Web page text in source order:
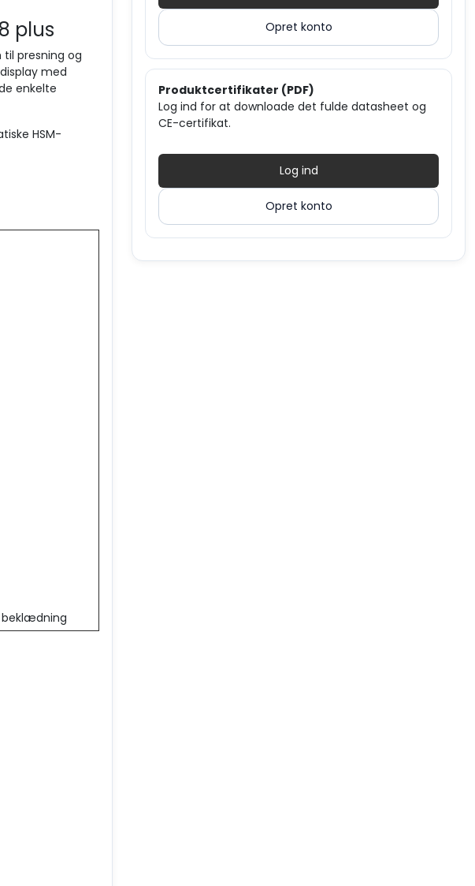
plus
presning og
med
enkelte
HSM-
beklædning
Opret konto
Produktcertifikater (PDF)
Log ind for at downloade det fulde datasheet og
CE-certifikat.
Log ind
Opret konto